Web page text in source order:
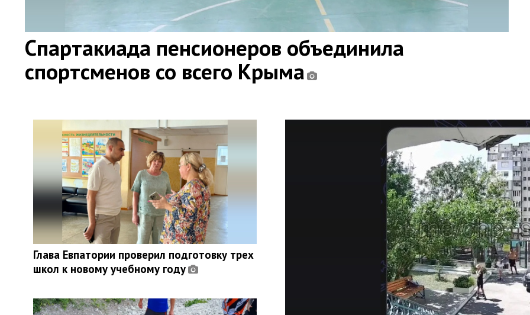
Спартакиада пенсионеров объединила
спортсменов со всего Крыма
Глава Евпатории проверил подготовку трех
школ к новому учебному году